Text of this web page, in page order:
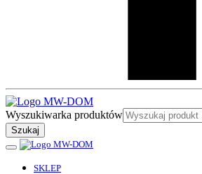
Wyszukiwarka produktów
Szukaj
SKLEP